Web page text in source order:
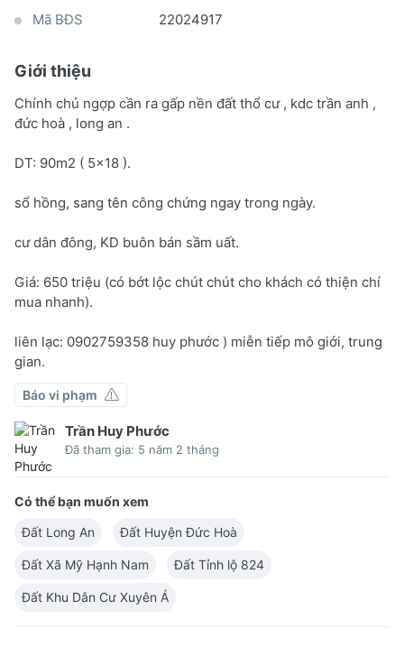
Mã BĐS
22024917
Giới thiệu
Chính chủ ngợp cần ra gấp nền đất thổ cư , kdc trần anh ,
đức hoà , long an .
DT: 90m2 ( 5x18 ).
sổ hồng, sang tên công chứng ngay trong ngày.
cư dân đông, KD buôn bán sầm uất.
Giá: 650 triệu (có bớt lộc chút chút cho khách có thiện chí
mua nhanh).
liên lạc: 0902759358 huy phước ) miễn tiếp mô giới, trung
gian.
Báo vi phạm
Trần Huy Phước
Đã tham gia: 5 năm 2 tháng
Có thể bạn muốn xem
Đất Long An
Đất Huyện Đức Hoà
Đất Xã Mỹ Hạnh Nam Đất Tỉnh lộ 824
Đất Khu Dân Cư Xuyên Á